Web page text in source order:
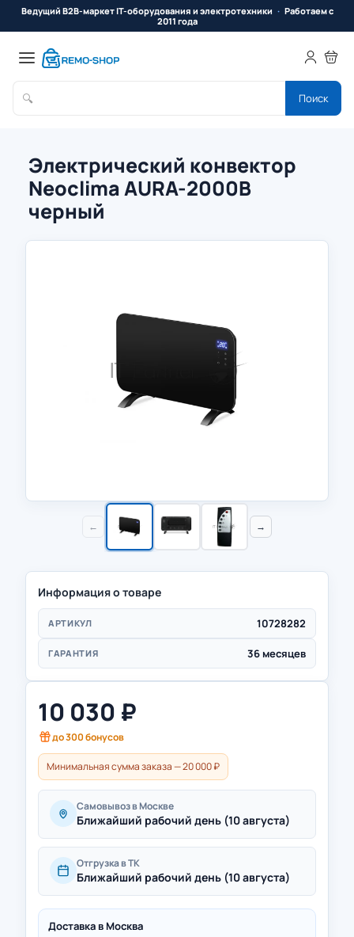
Ведущий B2B-маркет IT-оборудования и электротехники
Работаем с
2011 года
🔍 Поиск
Электрический конвектор
Neoclima AURA-2000B
черный
← →
Информация о товаре
АРТИКУЛ 10728282
ГАРАНТИЯ 36 месяцев
10 030 ₽
до300бонусов
Минимальная сумма заказа — 20 000 ₽
Самовывоз в Москве
Ближайший рабочий день (10 августа)
Отгрузка в ТК
Ближайший рабочий день (10 августа)
Доставка в Москва